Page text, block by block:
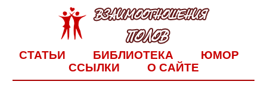
СТАТЬИ БИБЛИОТЕКА
ЮМОР
ССЫЛКИ
О САЙТЕ